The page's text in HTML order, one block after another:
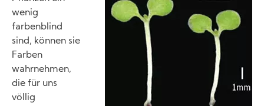
wenig
farbenblind
sind, können sie
Farben
wahrnehmen,
die für uns
völlig